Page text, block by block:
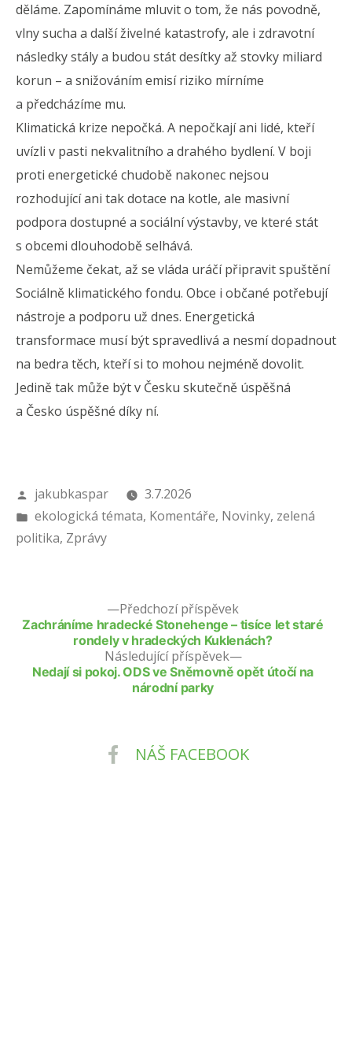
děláme. Zapomínáme mluvit o tom, že nás povodně,
vlny sucha a další živelné katastrofy, ale i zdravotní
následky stály a budou stát desítky až stovky miliard
korun – a snižováním emisí riziko mírníme
a předcházíme mu.
Klimatická krize nepočká. A nepočkají ani lidé, kteří
uvízli v pasti nekvalitního a drahého bydlení. V boji
proti energetické chudobě nakonec nejsou
rozhodující ani tak dotace na kotle, ale masivní
podpora dostupné a sociální výstavby, ve které stát
s obcemi dlouhodobě selhává.
Nemůžeme čekat, až se vláda uráčí připravit spuštění
Sociálně klimatického fondu. Obce i občané potřebují
nástroje a podporu už dnes. Energetická
transformace musí být spravedlivá a nesmí dopadnout
na bedra těch, kteří si to mohou nejméně dovolit.
Jedině tak může být v Česku skutečně úspěšná
a Česko úspěšné díky ní.
Autor
jakubkaspar
3.7.2026
Publikováno
v
ekologická témata, Komentáře, Novinky, zelená
politika, Zprávy
Předchozí příspěvek
Zachráníme hradecké Stonehenge – tisíce let staré
rondely v hradeckých Kuklenách?
Následující příspěvek
Nedají si pokoj. ODS ve Sněmovně opět útočí na
národní parky
NÁŠ FACEBOOK